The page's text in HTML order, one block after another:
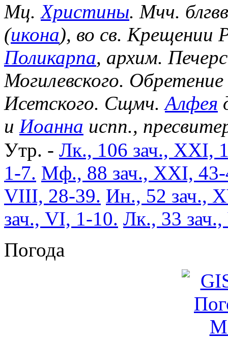
Мц.Христины. Мчч.
(икона), во св. Крещении
Поликарпа, архим.
Могилевского.
Исетского. Сщмч.Алфея
и Иоанна испп.,
Утр. - Лк., 106 зач., XXI,
1-7. Мф., 88 зач., XXI,
VIII, 28-39. Ин., 52 зач.,
зач., VI, 1-10. Лк., 33
Погода